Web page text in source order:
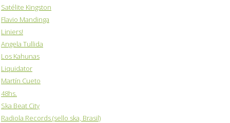
Satélite Kingston
Flavio Mandinga
Liniers!
Angela Tullida
Los Kahunas
Liquidator
Martín Cueto
48hs.
Ska Beat City
Radiola Records (sello ska, Brasil)